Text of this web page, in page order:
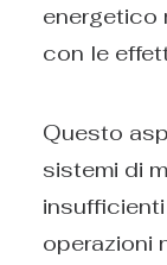
energetico
con le
Questo
sistemi di
operazioni